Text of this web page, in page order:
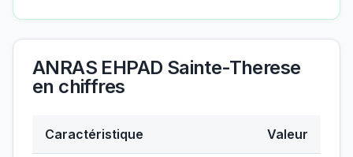
ANRAS EHPAD Sainte-Therese
en chiffres
Caractéristique Valeur